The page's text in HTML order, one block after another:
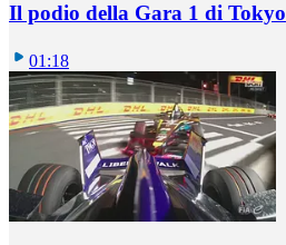
Il podio della Gara 1 di Tokyo
01:18